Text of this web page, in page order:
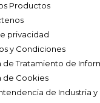
Productos
privacidad
y Condiciones
de Tratamiento de
de Cookies
de Industria